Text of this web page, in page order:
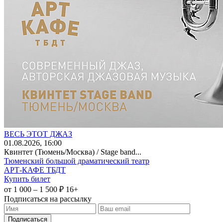
ВЕСЬ ЭТОТ ДЖАЗ
01 .08.2026, 16:00
Квинтет (Тюмень/Москва) / Stage band...
Тюменский большой драматический театр
АРТ-КАФЕ ТБДТ
Купить билет
от 1 000 – 1 500 ₽ 16+
Подписаться на рассылку